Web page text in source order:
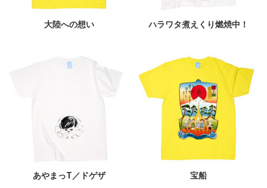
大陸への想い ハラワタ煮えくり燃焼中！
あやまっT／ドゲザ 宝船